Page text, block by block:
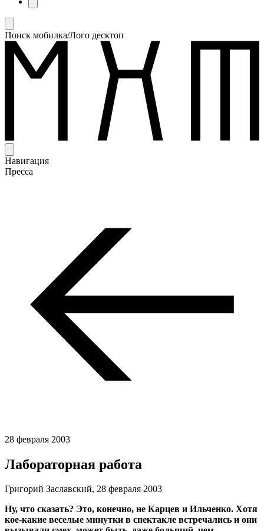
Поиск мобилка/Лого десктоп
Навигация
Пресса
28 февраля 2003
Лабораторная работа
Григорий Заславский, 28 февраля 2003
Ну, что сказать? Это, конечно, не Карцев и Ильченко. Хотя
кое-какие веселые минутки в спектакле встречались и они